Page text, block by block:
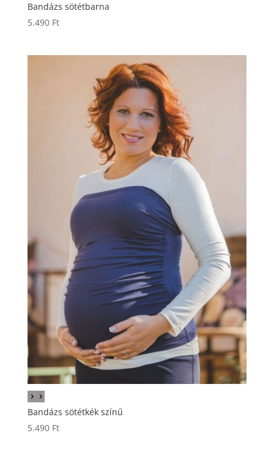
Bandázs sötétbarna
5.490 Ft
Bandázs sötétkék színű
5.490 Ft